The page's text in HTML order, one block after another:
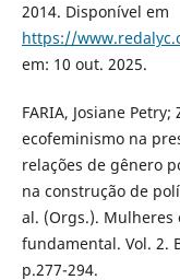
2014. Disponível em
https://
em: 10 out. 2025.
FARIA, Josiane
ecofeminismo na
relações de gênero
na construção de
al. (Orgs.). Mulheres
fundamental. Vol. 2.
p.277-294.